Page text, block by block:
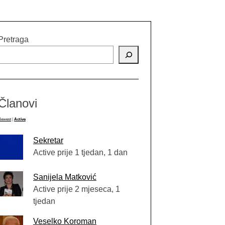
Active
Sekretar
Active prije 1 tjedan, 1 dan
Sanijela Matković
Active prije 2 mjeseca, 1
tjedan
Veselko Koroman